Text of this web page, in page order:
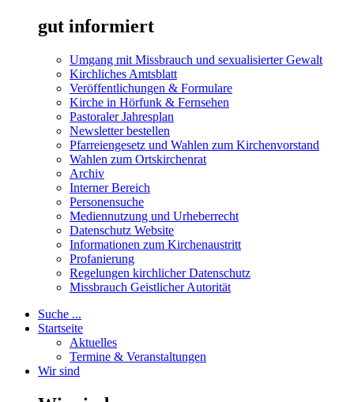
gut informiert
Umgang mit Missbrauch und sexualisierter Gewalt
Kirchliches Amtsblatt
Veröffentlichungen & Formulare
Kirche in Hörfunk & Fernsehen
Pastoraler Jahresplan
Newsletter bestellen
Pfarreiengesetz und Wahlen zum Kirchenvorstand
Wahlen zum Ortskirchenrat
Archiv
Interner Bereich
Personensuche
Mediennutzung und Urheberrecht
Datenschutz Website
Informationen zum Kirchenaustritt
Profanierung
Regelungen kirchlicher Datenschutz
Missbrauch Geistlicher Autorität
Suche ...
Startseite
Aktuelles
Termine & Veranstaltungen
Wir sind